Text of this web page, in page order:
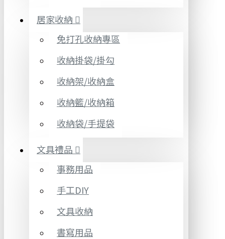
居家收納
免打孔收納專區
收納掛袋/掛勾
收納架/收納盒
收納籃/收納箱
收納袋/手提袋
文具禮品
事務用品
手工DIY
文具收納
書寫用品